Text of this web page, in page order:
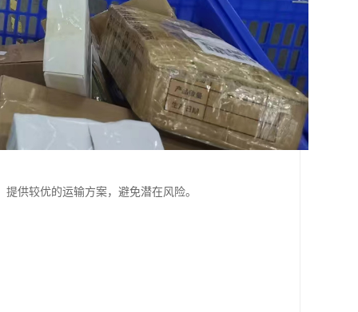
供较优的运输方案，避免潜在风险。